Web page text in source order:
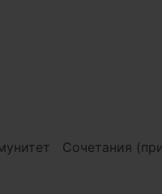
Сочетания